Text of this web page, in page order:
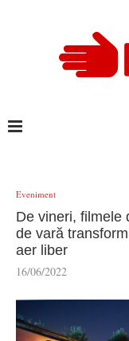
Eveniment
De vineri, filmele
de vară
aer liber
16/06/2022